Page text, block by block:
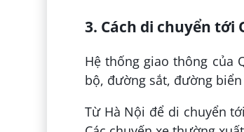
3. Cách di chuyển tới
Hệ thống giao thông của
bộ, đường sắt, đường
Từ Hà Nội để di chuyển